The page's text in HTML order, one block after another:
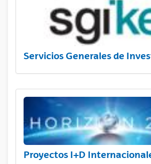
Servicios Generales de
Proyectos I+D